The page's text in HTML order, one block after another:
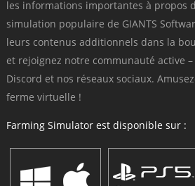
les informations importantes à propos
simulation populaire de GIANTS
leurs contenus additionnels dans la
et rejoignez notre communauté active
Discord et nos réseaux sociaux.
ferme virtuelle !
Farming Simulator est disponible sur :